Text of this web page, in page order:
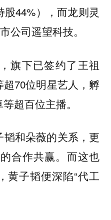
44%），而龙则灵
公司遥望科技。
旗下已签约了王祖
70位明星艺人，孵
超百位主播。
和朵薇的关系，更
合作共赢。而这也
黄子韬便深陷“代工